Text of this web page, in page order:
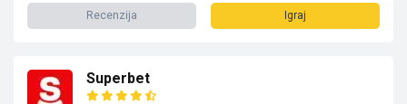
Recenzija Igraj
Superbet